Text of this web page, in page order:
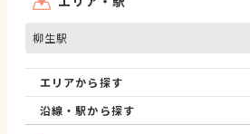
柳生駅
エリアから探す
沿線・駅から探す